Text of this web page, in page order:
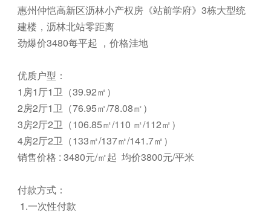
惠州仲恺高新区沥林小产权房《站前学府》3栋大型统
建楼，沥林北站零距离
劲爆价3480每平起 ，价格洼地
优质户型：
1房1厅1卫（39.92㎡）
2房2厅1卫（76.95㎡/78.08㎡）
3房2厅2卫（106.85㎡/110 ㎡/112㎡）
4房2厅2卫（133㎡/137㎡/141.7㎡）
销售价格 : 3480元/㎡起 均价3800元/平米
付款方式：
1.一次性付款